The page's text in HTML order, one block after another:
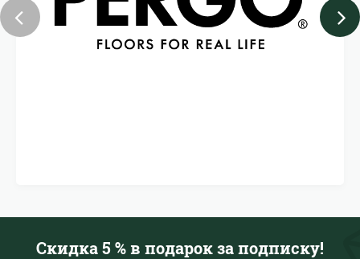
Скидка 5 % в подарок за подписку!